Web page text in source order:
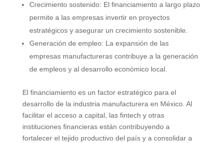
Crecimiento sostenido: El financiamiento a largo plazo
permite a las empresas invertir en proyectos
estratégicos y asegurar un crecimiento sostenible.
Generación de empleo: La expansión de las
empresas manufactureras contribuye a la generación
de empleos y al desarrollo económico local.
El financiamiento es un factor estratégico para el
desarrollo de la industria manufacturera en México. Al
facilitar el acceso a capital, las fintech y otras
instituciones financieras están contribuyendo a
fortalecer el tejido productivo del país y a consolidar a